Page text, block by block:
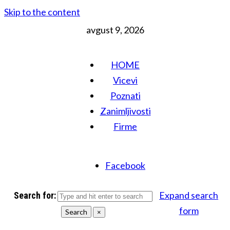
Skip to the content
avgust 9, 2026
HOME
Vicevi
Poznati
Zanimljivosti
Firme
Facebook
Search for:
Search ×
Expand search
form